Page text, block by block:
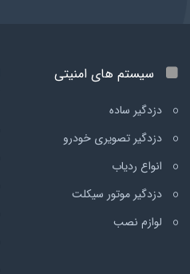
سیستم های امنیتی
دزدگیر ساده
دزدگیر تصویری خودرو
انواع ردیاب
دزدگیر موتور سیکلت
لوازم نصب